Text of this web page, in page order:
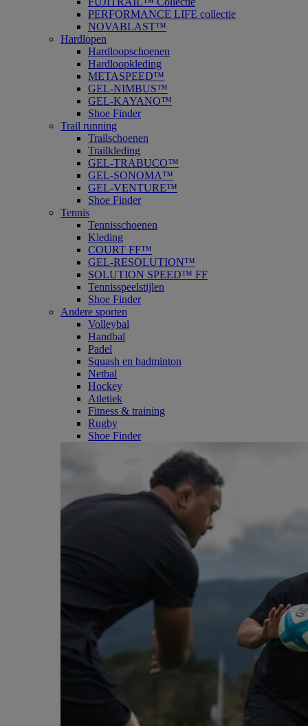
PERFORMANCE LIFE collectie
NOVABLAST™
Hardlopen
Hardloopschoenen
Hardloopkleding
METASPEED™
GEL-NIMBUS™
GEL-KAYANO™
Shoe Finder
Trail running
Trailschoenen
Trailkleding
GEL-TRABUCO™
GEL-SONOMA™
GEL-VENTURE™
Shoe Finder
Tennis
Tennisschoenen
Kleding
COURT FF™
GEL-RESOLUTION™
SOLUTION SPEED™ FF
Tennisspeelstijlen
Shoe Finder
Andere sporten
Volleybal
Handbal
Padel
Squash en badminton
Netbal
Hockey
Atletiek
Fitness & training
Rugby
Shoe Finder